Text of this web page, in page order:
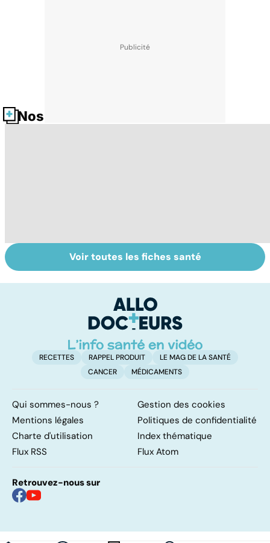
Nos fiches santé
Dérèglement
hormonal : et si
Tout savoir sur
les infections
Voir toutes les fiches santé
RECETTES RAPPEL PRODUIT
LE MAG DE LA SANTÉ
CANCER
MÉDICAMENTS
Qui sommes-nous ?
Gestion des cookies
Mentions légales
Politiques de confidentialité
Charte d'utilisation
Index thématique
Flux RSS
Flux Atom
Retrouvez-nous sur